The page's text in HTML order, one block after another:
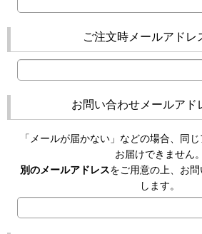
ご注文時メールアドレ
お問い合わせメールアド
「メールが届かない」などの場合、同
お届けできません。
別のメールアドレスをご用意の上、お
します。